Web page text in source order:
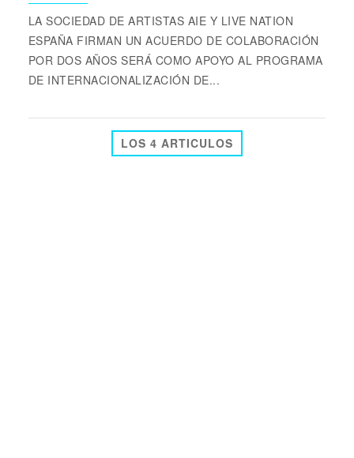
LA SOCIEDAD DE ARTISTAS AIE Y LIVE NATION
ESPAÑA FIRMAN UN ACUERDO DE COLABORACIÓN
POR DOS AÑOS SERÁ COMO APOYO AL PROGRAMA
DE INTERNACIONALIZACIÓN DE...
LOS 4 ARTICULOS